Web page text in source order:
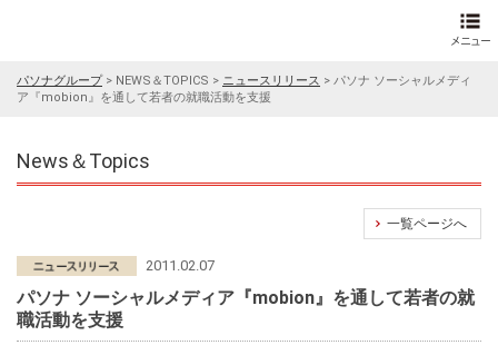
パソナグループ> NEWS＆TOPICS > ニュースリリース > パソナ ソーシャルメディ
ア『mobion』を通して若者の就職活動を支援
News＆Topics
一覧ページへ
2011.02.07
パソナ ソーシャルメディア『mobion』を通して若者の就
職活動を支援